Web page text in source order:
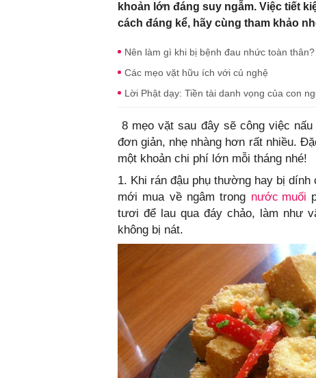
khoản lớn đáng suy ngẫm. Việc tiết
cách đáng kể, hãy cùng tham khảo
Nên làm gì khi bị bệnh đau nhức toàn thân?
Các mẹo vặt hữu ích với củ nghệ
Lời Phật dạy: Tiền tài danh vọng của con
8 mẹo vặt sau đây sẽ công việc
đơn giản, nhẹ nhàng hơn rất nhiều.
một khoản chi phí lớn mỗi tháng nhé!
1. Khi rán đậu phụ thường hay bị
mới mua về ngâm trong nước muối
tươi để lau qua đáy chảo, làm như
không bị nát.